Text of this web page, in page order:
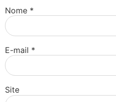
Nome *
E-mail *
Site